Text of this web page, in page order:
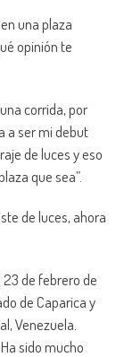
una plaza
opinión te
corrida, por
a ser mi debut
de luces y eso
que sea”.
de luces, ahora
23 de febrero de
de Caparica y
Venezuela.
sido mucho